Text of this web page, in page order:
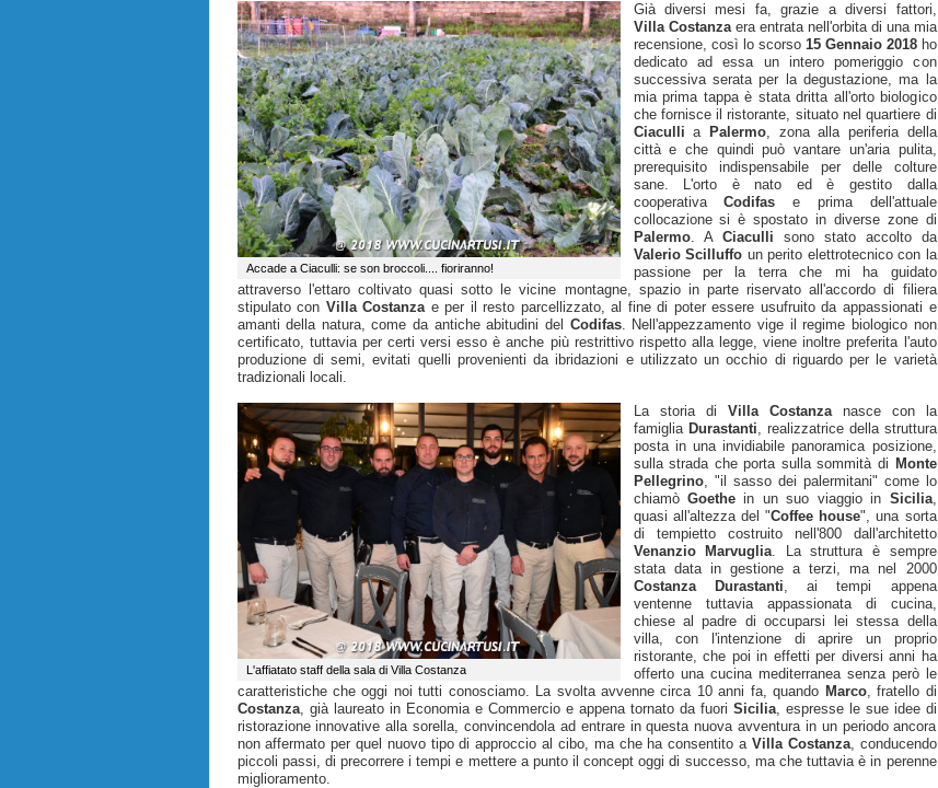
Accade a Ciaculli: se son broccoli.... fioriranno!
Già diversi mesi fa, grazie a diversi fattori,
Villa Costanzaera entrata nell'orbita di una mia
recensione, così lo scorso 15 Gennaio 2018ho
dedicato ad essa un intero pomeriggio con
successiva serata per la degustazione, ma la
mia prima tappa è stata dritta all'orto biologico
che fornisce il ristorante, situato nel quartiere di
Ciaculli a Palermo, zona alla periferia della
città e che quindi può vantare un'aria pulita,
prerequisito indispensabile per delle colture
sane. L'orto è nato ed è gestito dalla
cooperativaCodifas e prima dell'attuale
collocazione si è spostato in diverse zone di
Palermo. A Ciaculli sono stato accolto da
Valerio Scilluffo un perito elettrotecnico con la
passione per la terra che mi ha guidato
attraverso l'ettaro coltivato quasi sotto le vicine montagne, spazio in parte riservato all'accordo di filiera
stipulato con Villa Costanzae per il resto parcellizzato, al fine di poter essere usufruito da appassionati e
amanti della natura, come da antiche abitudini del Codifas. Nell'appezzamento vige il regime biologico non
certificato, tuttavia per certi versi esso è anche più restrittivo rispetto alla legge, viene inoltre preferita l'auto
produzione di semi, evitati quelli provenienti da ibridazioni e utilizzato un occhio di riguardo per le varietà
tradizionali locali.
L'affiatato staff della sala di Villa Costanza
La storia di Villa Costanzanasce con la
famiglia Durastanti, realizzatrice della struttura
posta in unainvidiabilepanoramica posizione,
sulla strada che porta sulla sommità di Monte
Pellegrino, "il sasso dei palermitani" come lo
chiamò Goethein un suo viaggio in Sicilia,
quasi all'altezza del "Coffee house", una sorta
di tempietto costruito nell'800 dall'architetto
Venanzio Marvuglia. La struttura è sempre
stata data in gestione a terzi, ma nel 2000
Costanza Durastanti, ai tempi appena
ventenne tuttavia appassionata di cucina,
chiese al padre di occuparsi lei stessa della
villa, con l'intenzione di aprire un proprio
ristorante, che poi in effetti per diversi anni ha
offerto una cucina mediterranea senza però le
caratteristiche che oggi noi tutti conosciamo. La svolta avvenne circa 10 anni fa, quando Marco, fratello di
Costanza, già laureato in Economia e Commercio e appena tornato da fuori Sicilia, espresse le sue idee di
ristorazione innovative alla sorella, convincendola ad entrare in questa nuova avventura in un periodo ancora
non affermato per quel nuovo tipo di approccio al cibo, ma che ha consentito a Villa Costanza, conducendo
piccoli passi, di precorrere i tempi e mettere a punto il concept oggi di successo, ma che tuttavia è in perenne
miglioramento.